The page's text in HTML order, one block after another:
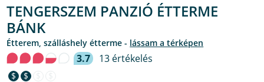
TENGERSZEM PANZIÓ ÉTTERME
BÁNK
étterem, szálláshely étterme - lássam a térképen
3.7 13 értékelés
$ $